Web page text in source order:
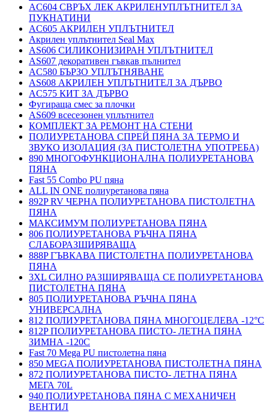
AC604 СВРЪХ ЛЕК АКРИЛЕНУПЛЪТНИТЕЛ ЗА
ПУКНАТИНИ
AC605 АКРИЛЕН УПЛЪТНИТЕЛ
Акрилен уплътнител Seal Max
AS606 СИЛИКОНИЗИРАН УПЛЪТНИТЕЛ
AS607 декоративен гъвкав пълнител
AC580 БЪРЗО УПЛЪТНЯВАНЕ
AS608 АКРИЛЕН УПЛЪТНИТЕЛ ЗА ДЪРВО
AC575 КИТ ЗА ДЪРВО
Фугираща смес за плочки
AS609 всесезонен уплътнител
КОМПЛЕКТ ЗА РЕМОНТ НА СТЕНИ
ПОЛИУРЕТАНОВА СПРЕЙ ПЯНА ЗА ТЕРМО И
ЗВУКО ИЗОЛАЦИЯ (ЗА ПИСТОЛЕТНА УПОТРЕБА)
890 МНОГОФУНКЦИОНАЛНА ПОЛИУРЕТАНОВА
ПЯНА
Fast 55 Combo PU пяна
ALL IN ONE полиуретанова пяна
892P RV ЧЕРНА ПОЛИУРЕТАНОВА ПИСТОЛЕТНА
ПЯНА
МАКСИМУМ ПОЛИУРЕТАНОВА ПЯНА
806 ПОЛИУРЕТАНОВА РЪЧНА ПЯНА
СЛАБОРАЗШИРЯВАЩА
888P ГЪВКАВА ПИСТОЛЕТНА ПОЛИУРЕТАНОВА
ПЯНА
3XL СИЛНО РАЗШИРЯВАЩА СЕ ПОЛИУРЕТАНОВА
ПИСТОЛЕТНА ПЯНА
805 ПОЛИУРЕТАНОВА РЪЧНА ПЯНА
УНИВЕРСАЛНА
812 ПОЛИУРЕТАНОВА ПЯНА МНОГОЦЕЛЕВА -12°C
812P ПОЛИУРЕТАНОВА ПИСТО- ЛЕТНА ПЯНА
ЗИМНА -120С
Fast 70 Mega PU пистолетна пяна
850 MEGA ПОЛИУРЕТАНОВА ПИСТОЛЕТНА ПЯНА
872 ПОЛИУРЕТАНОВА ПИСТО- ЛЕТНА ПЯНА
МЕГА 70L
940 ПОЛИУРЕТАНОВА ПЯНА С МЕХАНИЧЕН
ВЕНТИЛ